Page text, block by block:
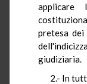
applicare
pretesa
giudiziaria.
2.- In